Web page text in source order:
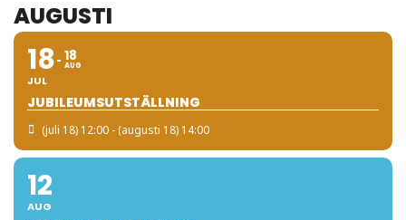
AUGUSTI
18
JUL
18
AUG
JUBILEUMSUTSTÄLLNING
(juli 18) 12:00 - (augusti 18) 14:00
12
AUG